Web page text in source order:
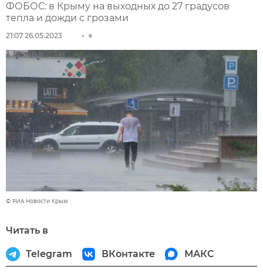
ФОБОС: в Крыму на выходных до 27 градусов
тепла и дожди с грозами
21:07 26.05.2023
© РИА Новости Крым
Читать в
Telegram ВКонтакте МАКС